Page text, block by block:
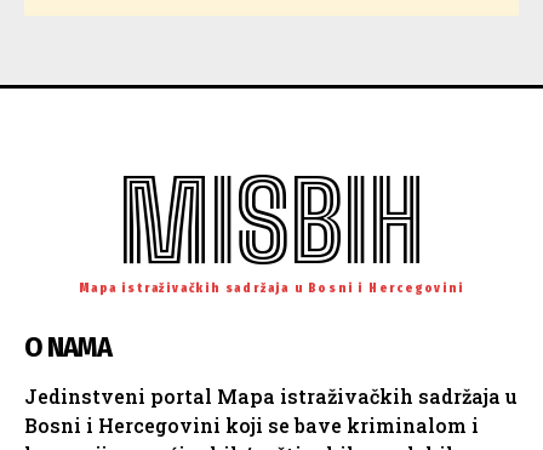
MISBIH
Mapa istraživačkih sadržaja u Bosni i Hercegovini
O NAMA
Jedinstveni portal Mapa istraživačkih sadržaja u
Bosni i Hercegovini koji se bave kriminalom i